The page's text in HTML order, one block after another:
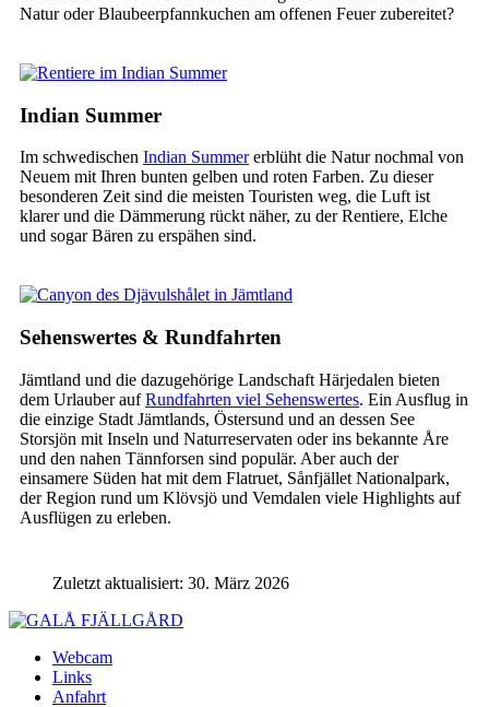
Natur oder Blaubeerpfannkuchen am offenen Feuer zubereitet?
Indian Summer
Im schwedischen Indian Summererblüht die Natur nochmal von
Neuem mit Ihren bunten gelben und roten Farben. Zu dieser
besonderen Zeit sind die meisten Touristen weg, die Luft ist
klarer und die Dämmerung rückt näher, zu der Rentiere, Elche
und sogar Bären zu erspähen sind.
Sehenswertes & Rundfahrten
Jämtland und die dazugehörige Landschaft Härjedalen bieten
dem Urlauber aufRundfahrten viel Sehenswertes. Ein Ausflug in
die einzige Stadt Jämtlands, Östersund und an dessen See
Storsjön mit Inseln und Naturreservaten oder ins bekannte Åre
und den nahen Tännforsen sind populär. Aber auch der
einsamere Süden hat mit dem Flatruet, Sånfjället Nationalpark,
der Region rund um Klövsjö und Vemdalen viele Highlights auf
Ausflügen zu erleben.
Zuletzt aktualisiert: 30. März 2026
Webcam
Links
Anfahrt